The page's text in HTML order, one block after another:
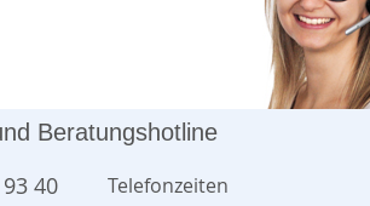
Beratungshotline
40
Telefonzeiten